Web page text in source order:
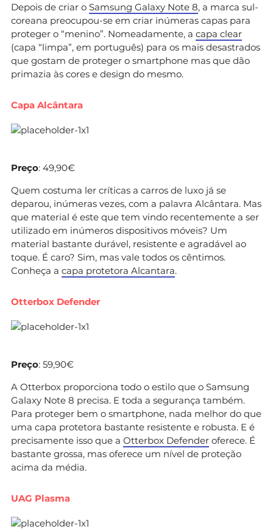
Depois de criar o Samsung Galaxy Note 8, a marca sul-
coreana preocupou-se em criar inúmeras capas para
proteger o “menino”. Nomeadamente, a capa clear
(capa “limpa”, em português) para os mais desastrados
que gostam de proteger o smartphone mas que dão
primazia às cores e design do mesmo.
Capa Alcântara
Preço: 49,90€
Quem costuma ler críticas a carros de luxo já se
deparou, inúmeras vezes, com a palavra Alcântara. Mas
que material é este que tem vindo recentemente a ser
utilizado em inúmeros dispositivos móveis? Um
material bastante durável, resistente e agradável ao
toque. É caro? Sim, mas vale todos os cêntimos.
Conheça a capa protetora Alcantara.
Otterbox Defender
Preço: 59,90€
A Otterbox proporciona todo o estilo que o Samsung
Galaxy Note 8 precisa. E toda a segurança também.
Para proteger bem o smartphone, nada melhor do que
uma capa protetora bastante resistente e robusta. E é
precisamente isso que a Otterbox Defender oferece. É
bastante grossa, mas oferece um nível de proteção
acima da média.
UAG Plasma